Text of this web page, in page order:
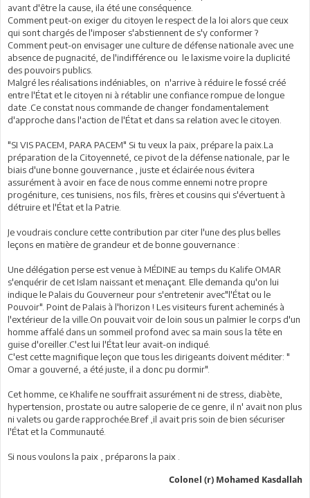
avant d'être la cause, ila été une conséquence.
Comment peut-on exiger du citoyen le respect de la loi alors que ceux
qui sont chargés de l'imposer s'abstiennent de s'y conformer ?
Comment peut-on envisager une culture de défense nationale avec une
absence de pugnacité, de l'indifférence ou le laxisme voire la duplicité
des pouvoirs publics.
Malgré les réalisations indéniables, on n'arrive à réduire le fossé créé
entre l'État et le citoyen ni à rétablir une confiance rompue de longue
date .Ce constat nous commande de changer fondamentalement
d'approche dans l'action de l'État et dans sa relation avec le citoyen.
"SI VIS PACEM, PARA PACEM" Si tu veux la paix, prépare la paix.La
préparation de la Citoyenneté, ce pivot de la défense nationale, par le
biais d'une bonne gouvernance , juste et éclairée nous évitera
assurément à avoir en face de nous comme ennemi notre propre
progéniture, ces tunisiens, nos fils, frères et cousins qui s'évertuent à
détruire et l'État et la Patrie.
Je voudrais conclure cette contribution par citer l'une des plus belles
leçons en matière de grandeur et de bonne gouvernance :
Une délégation perse est venue à MÉDINE au temps du Kalife OMAR
s'enquérir de cet Islam naissant et menaçant. Elle demanda qu'on lui
indique le Palais du Gouverneur pour s'entretenir avec"l'État ou le
Pouvoir". Point de Palais à l'horizon ! Les visiteurs furent acheminés à
l'extérieur de la ville.On pouvait voir de loin sous un palmier le corps d'un
homme affalé dans un sommeil profond avec sa main sous la tête en
guise d'oreiller.C'est lui l'État leur avait-on indiqué.
C'est cette magnifique leçon que tous les dirigeants doivent méditer: "
Omar a gouverné, a été juste, il a donc pu dormir".
Cet homme, ce Khalife ne souffrait assurément ni de stress, diabète,
hypertension, prostate ou autre saloperie de ce genre, il n' avait non plus
ni valets ou garde rapprochée.Bref ,il avait pris soin de bien sécuriser
l'État et la Communauté.
Si nous voulons la paix , préparons la paix .
Colonel (r) Mohamed Kasdallah